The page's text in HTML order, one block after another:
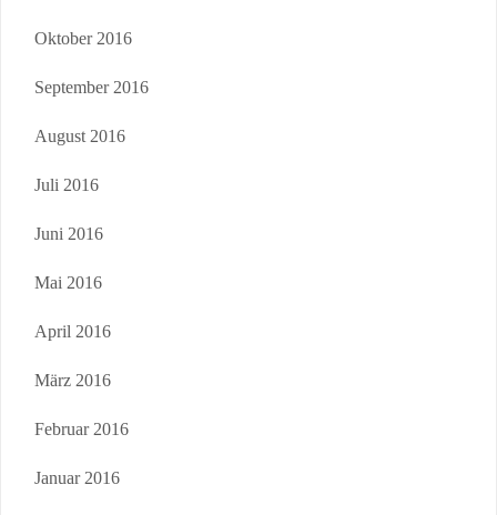
Oktober 2016
September 2016
August 2016
Juli 2016
Juni 2016
Mai 2016
April 2016
März 2016
Februar 2016
Januar 2016